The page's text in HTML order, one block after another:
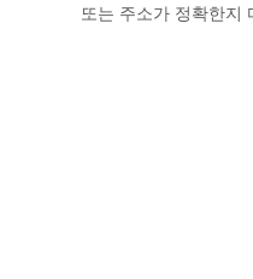
또는 주소가 정확한지